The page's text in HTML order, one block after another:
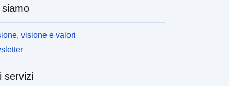
siamo
visione e valori
servizi